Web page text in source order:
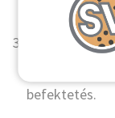
vastagabb,
befektetés.